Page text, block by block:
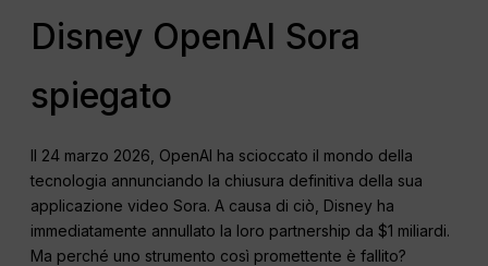
Disney OpenAI Sora
spiegato
Il 24 marzo 2026, OpenAI ha scioccato il mondo della
tecnologia annunciando la chiusura definitiva della sua
applicazione video Sora. A causa di ciò, Disney ha
immediatamente annullato la loro partnership da $1 miliardi.
Ma perché uno strumento così promettente è fallito?